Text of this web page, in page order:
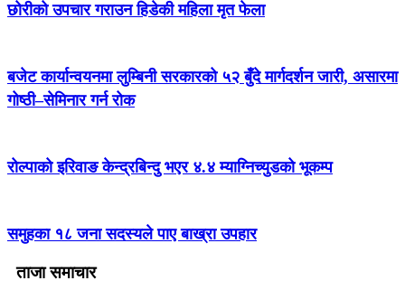
छोरीको उपचार गराउन हिडेकी महिला मृत फेला
बजेट कार्यान्वयनमा लुम्बिनी सरकारको ५२ बुँदे मार्गदर्शन जारी, असारमा
गोष्ठी–सेमिनार गर्न रोक
रोल्पाको इरिवाङ केन्द्रबिन्दु भएर ४.४ म्याग्निच्युडको भूकम्प
समुहका १८ जना सदस्यले पाए बाख्रा उपहार
ताजा समाचार